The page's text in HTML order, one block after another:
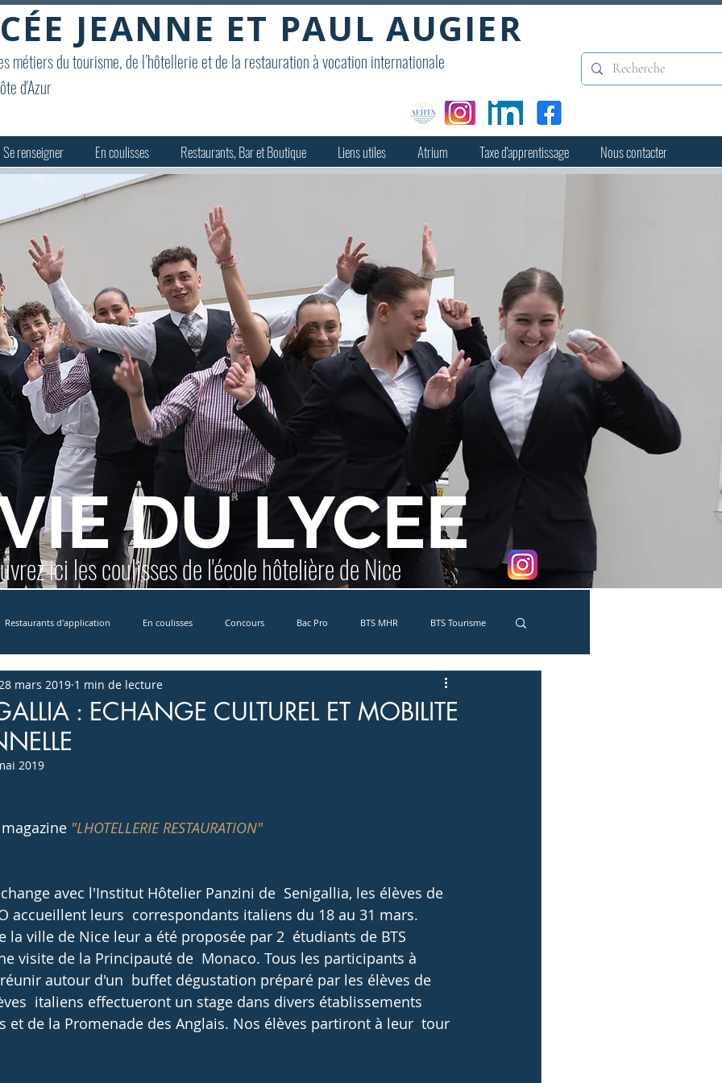
JEANNE ET PAUL AUGIER
métiers du tourisme, de l’hôtellerie et de la restauration à vocation internationale
d'Azur
Se renseigner En coulisses Restaurants, Bar et Boutique Liens utiles Atrium Taxe d'apprentissage Nous contacter
ici les coulisses de l'école hôtelière de Nice
DU LYCEE
Restaurants d'application En coulisses Concours Bac Pro BTS MHR BTS Tourisme
Erasmus+ MCCDR International MC Traiteur
CCA
: ECHANGE CULTUREL ET MOBILITE
28 mars 2019 1 min de lecture
2019
"LHOTELLERIE RESTAURATION"
accueillent leurs  correspondants italiens du 18 au 31 mars.
visite de la Principauté de  Monaco. Tous les participants à
autour d'un  buffet dégustation préparé par les élèves de
italiens effectueront un stage dans divers établissements
et de la Promenade des Anglais. Nos élèves partiront à leur  tour